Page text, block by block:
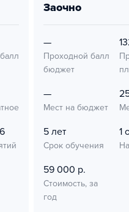
заочно
—
Проходной балл
бюджет
—
Мест на бюджет
5 лет
Срок обучения
1
59 000 р.
Стоимость, за
год